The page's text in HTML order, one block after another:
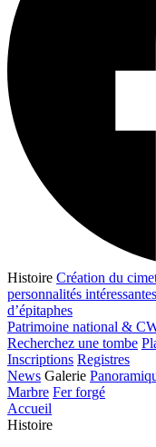
Histoire Création du
personnalités intéressantes
d’épitaphes
Patrimoine national &
Recherchez une tombe
Inscriptions Registres
News Galerie
Marbre Fer forgé
Accueil
Histoire